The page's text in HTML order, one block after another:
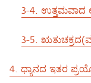
3-4. ಉತ್ತಮವಾದ
3-5.
4. ಧ್ಯಾನದ ಇತರ